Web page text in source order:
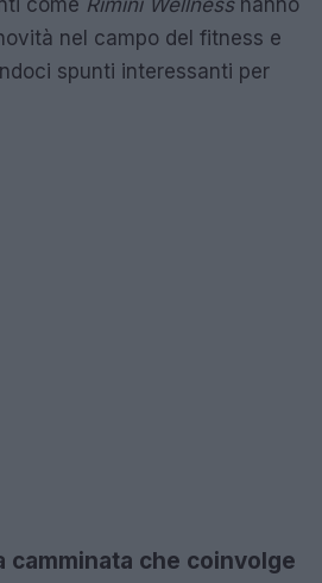
nel campo del fitness e
spunti interessanti per
camminata che coinvolge